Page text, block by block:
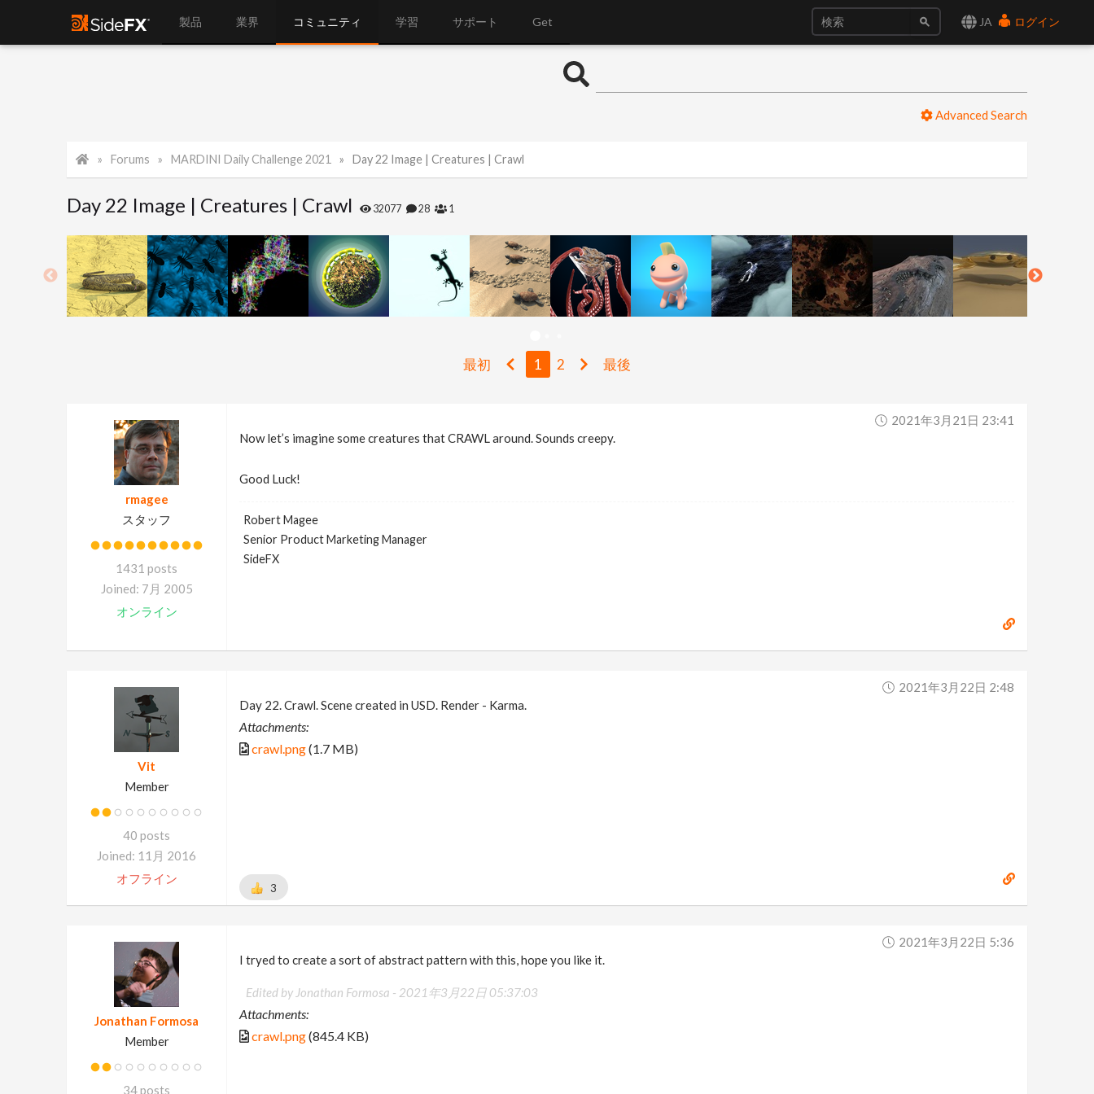
JA ログイン
製品 業界 コミュニティ 学習 サポート Get
Advanced Search
Forums MARDINI Daily Challenge 2021 Day 22 Image | Creatures | Crawl
Day 22 Image | Creatures | Crawl 32077 28 1
最初 1 2 最後
rmagee
スタッフ
1431 posts
Joined: 7月 2005
オンライン
2021年3月21日 23:41
Now let’s imagine some creatures that CRAWL around. Sounds creepy.
Good Luck!
Robert Magee
Senior Product Marketing Manager
SideFX
Vit
Member
40 posts
Joined: 11月 2016
オフライン
2021年3月22日 2:48
Day 22. Crawl. Scene created in USD. Render - Karma.
Attachments:
crawl.png(1.7 MB)
3
Jonathan Formosa
Member
34 posts
2021年3月22日 5:36
I tryed to create a sort of abstract pattern with this, hope you like it.
Edited by Jonathan Formosa - 2021年3月22日 05:37:03
Attachments:
crawl.png(845.4 KB)